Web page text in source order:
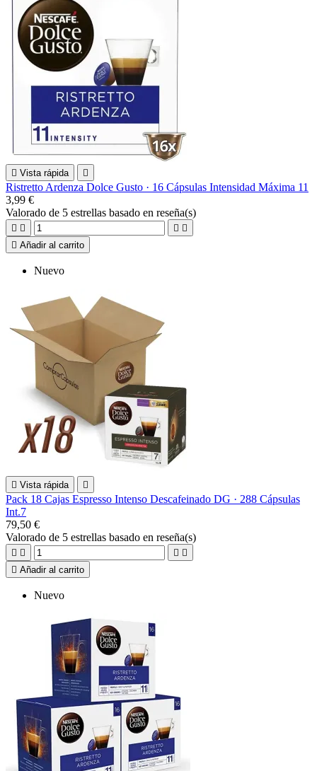
 Vista rápida 
Ristretto Ardenza Dolce Gusto · 16 Cápsulas Intensidad Máxima 11
3,99 €
Valorado de 5 estrellas basado en reseña(s)
   
 Añadir al carrito
Nuevo
 Vista rápida 
Pack 18 Cajas Espresso Intenso Descafeinado DG · 288 Cápsulas
Int.7
79,50 €
Valorado de 5 estrellas basado en reseña(s)
   
 Añadir al carrito
Nuevo